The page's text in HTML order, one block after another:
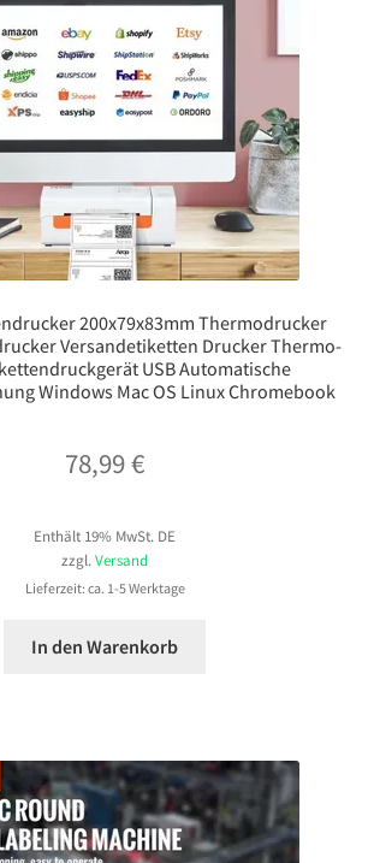
200x79x83mm Thermodrucker
Versandetiketten Drucker Thermo-
USB Automatische
Windows Mac OS Linux Chromebook
78,99€
Enthält 19% MwSt. DE
zzgl.Versand
Lieferzeit: ca. 1-5 Werktage
In den Warenkorb